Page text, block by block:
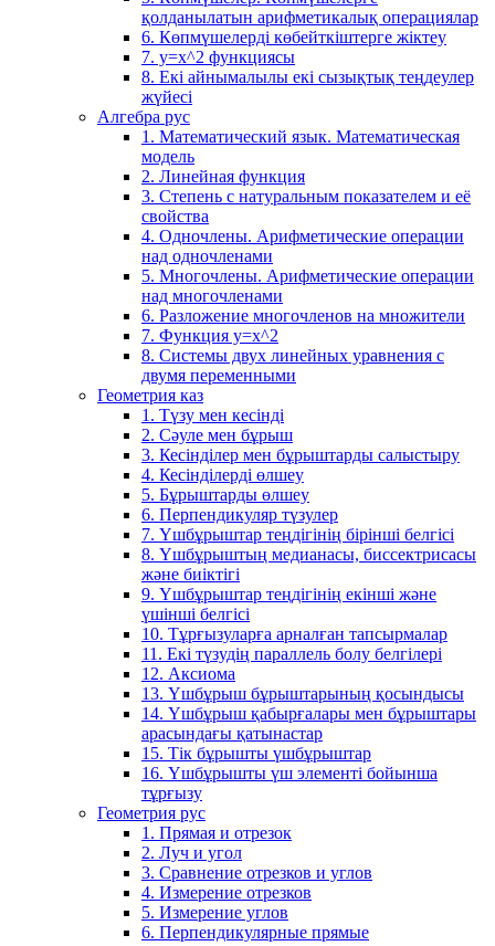
қолданылатын арифметикалық операциялар
6. Көпмүшелерді көбейткіштерге жіктеу
7. у=х^2 функциясы
8. Екі айнымалылы екі сызықтық теңдеулер
жүйесі
Алгебра рус
1. Математический язык. Математическая
модель
2. Линейная функция
3. Степень с натуральным показателем и её
свойства
4. Одночлены. Арифметические операции
над одночленами
5. Многочлены. Арифметические операции
над многочленами
6. Разложение многочленов на множители
7. Функция y=x^2
8. Системы двух линейных уравнения с
двумя переменными
Геометрия каз
1. Түзу мен кесінді
2. Сәуле мен бұрыш
3. Кесінділер мен бұрыштарды салыстыру
4. Кесінділерді өлшеу
5. Бұрыштарды өлшеу
6. Перпендикуляр түзулер
7. Үшбұрыштар теңдігінің бірінші белгісі
8. Үшбұрыштың медианасы, биссектрисасы
және биіктігі
9. Үшбұрыштар теңдігінің екінші және
үшінші белгісі
10. Тұрғызуларға арналған тапсырмалар
11. Екі түзудің параллель болу белгілері
12. Аксиома
13. Үшбұрыш бұрыштарының қосындысы
14. Үшбұрыш қабырғалары мен бұрыштары
арасындағы қатынастар
15. Тік бұрышты үшбұрыштар
16. Үшбұрышты үш элементі бойынша
тұрғызу
Геометрия рус
1. Прямая и отрезок
2. Луч и угол
3. Сравнение отрезков и углов
4. Измерение отрезков
5. Измерение углов
6. Перпендикулярные прямые